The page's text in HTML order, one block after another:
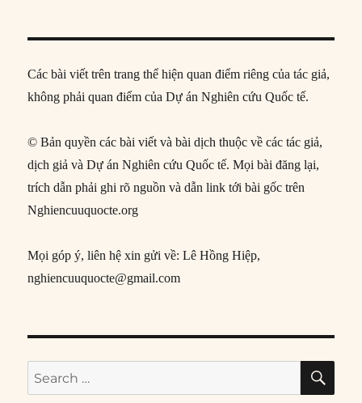
Các bài viết trên trang thể hiện quan điểm riêng của tác giả,
không phải quan điểm của Dự án Nghiên cứu Quốc tế.
© Bản quyền các bài viết và bài dịch thuộc về các tác giả,
dịch giả và Dự án Nghiên cứu Quốc tế. Mọi bài đăng lại,
trích dẫn phải ghi rõ nguồn và dẫn link tới bài gốc trên
Nghiencuuquocte.org
Mọi góp ý, liên hệ xin gửi về: Lê Hồng Hiệp,
nghiencuuquocte@gmail.com
Search
for: